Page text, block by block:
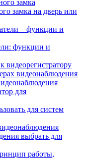
замка
замка на дверь или
– функции и
функции и
видеорегистратору
видеонаблюдения
для
для систем
выбрать для
работы,